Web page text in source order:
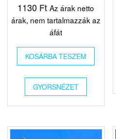
1130 Ft Az árak netto
árak, nem tartalmazzák az
áfát
KOSÁRBA TESZEM
GYORSNÉZET